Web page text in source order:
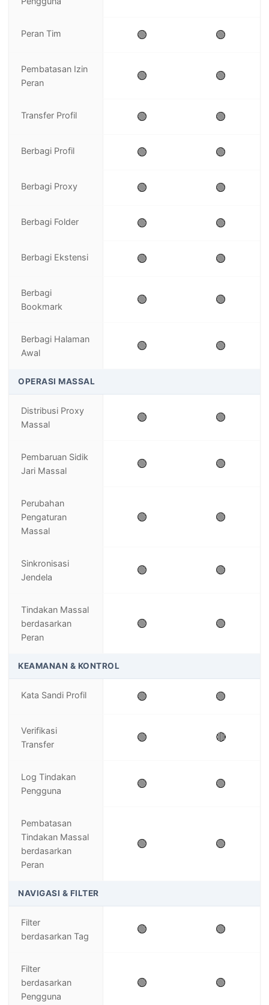
Peran Tim 🟢 🟢
Pembatasan Izin
Peran
🟢 🟢
Transfer Profil 🟢 🟢
Berbagi Profil 🟢 🟢
Berbagi Proxy 🟢 🟢
Berbagi Folder 🟢 🟢
Berbagi Ekstensi 🟢 🟢
Berbagi
Bookmark
🟢 🟢
Berbagi Halaman
Awal
🟢 🟢
OPERASI MASSAL
Distribusi Proxy
Massal
🟢 🟢
Pembaruan Sidik
Jari Massal
🟢 🟢
Perubahan
Pengaturan
Massal
🟢 🟢
Sinkronisasi
Jendela
🟢 🟢
Tindakan Massal
berdasarkan
Peran
🟢 🟢
KEAMANAN & KONTROL
Kata Sandi Profil 🟢 🟢
Verifikasi
Transfer
🟢 🔴
Log Tindakan
Pengguna
🟢 🟢
Pembatasan
Tindakan Massal
berdasarkan
Peran
🟢 🟢
NAVIGASI & FILTER
Filter
berdasarkan Tag
🟢 🟢
Filter
berdasarkan
Pengguna
🟢 🟢